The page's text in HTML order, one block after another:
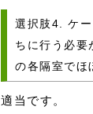
選択肢4. ケ
ちに行う必要
の各隔室でほ
適当です。